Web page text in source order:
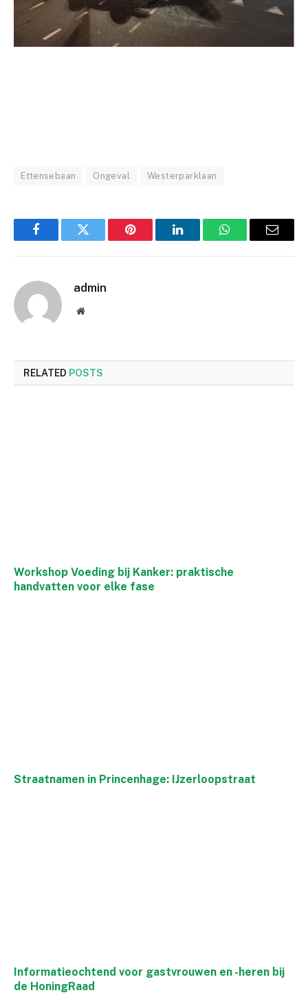
Ettensebaan Ongeval Westerparklaan
FacebookTwitter Pinterest LinkedInWhatsAppEmail
admin
Website
RELATED POSTS
Workshop Voeding bij Kanker: praktische
handvatten voor elke fase
Straatnamen in Princenhage: IJzerloopstraat
Informatieochtend voor gastvrouwen en -heren bij
de HoningRaad